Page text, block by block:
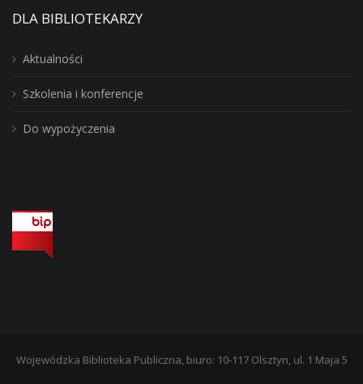
DLA BIBLIOTEKARZY
Aktualności
Szkolenia i konferencje
Do wypożyczenia
Wojewódzka Biblioteka Publiczna, biuro: 10-117 Olsztyn, ul. 1 Maja 5